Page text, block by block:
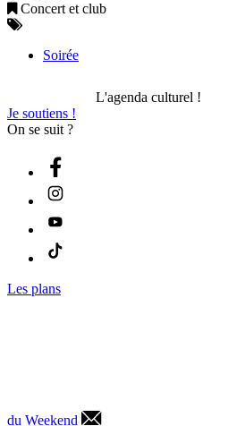
Concert et club
Soirée
L'agenda culturel !
Je soutiens !
On se suit ?
Les plans
du Weekend